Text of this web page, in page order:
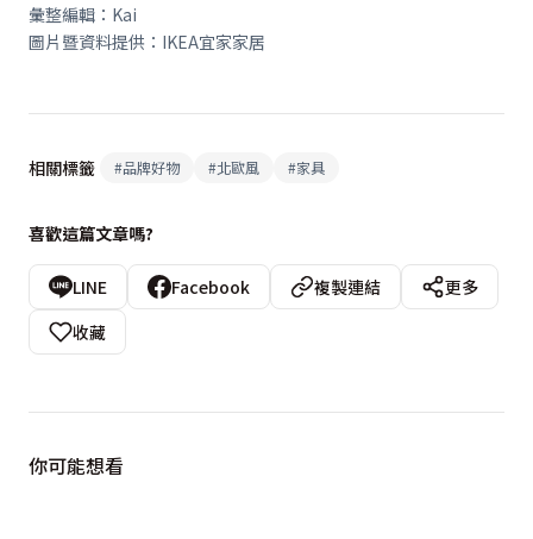
彙整編輯：Kai
圖片暨資料提供： IKEA宜家家居
相關標籤 #品牌好物 #北歐風 #家具
喜歡這篇文章嗎?
LINE Facebook 複製連結
更多
收藏
你可能想看